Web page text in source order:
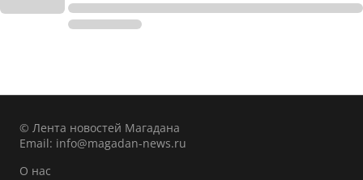
© Лента новостей Магадана
Email: info@magadan-news.ru
О нас